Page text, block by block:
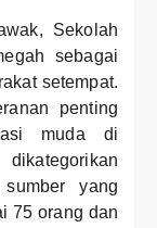
Sekolah
sebagai
setempat.
penting
muda di
yang
75 orang dan